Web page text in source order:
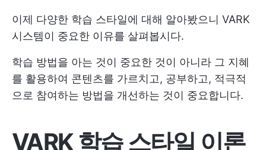
이제 다양한 학습 스타일에 대해 알아봤으니 VARK
시스템이 중요한 이유를 살펴봅시다.
학습 방법을 아는 것이 중요한 것이 아니라 그 지혜
를 활용하여 콘텐츠를 가르치고, 공부하고, 적극적
으로 참여하는 방법을 개선하는 것이 중요합니다.
VARK 학습 스타일 이론